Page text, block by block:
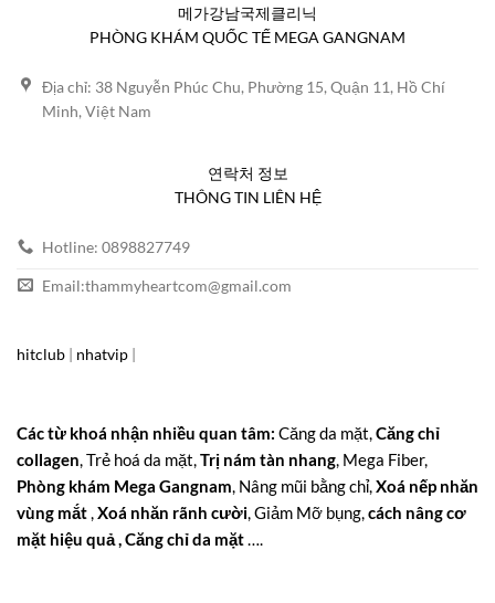
메가강남국제클리닉
PHÒNG KHÁM QUỐC TẾ MEGA GANGNAM
Địa chỉ: 38 Nguyễn Phúc Chu, Phường 15, Quận 11, Hồ Chí
Minh, Việt Nam
연락처 정보
THÔNG TIN LIÊN HỆ
Hotline: 0898827749
Email:thammyheartcom@gmail.com
hitclub | nhatvip |
Các từ khoá nhận nhiều quan tâm: Căng da mặt,Căng chỉ
collagen, Trẻ hoá da mặt,Trị nám tàn nhang, Mega Fiber,
Phòng khám Mega Gangnam, Nâng mũi bằng chỉ,Xoá nếp nhăn
vùng mắt,Xoá nhăn rãnh cười, Giảm Mỡ bụng,cách nâng cơ
mặt hiệu quả , Căng chỉ da mặt….